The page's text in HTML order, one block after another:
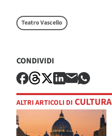
Teatro Vascello
CONDIVIDI
ALTRI ARTICOLI DI CULTURA